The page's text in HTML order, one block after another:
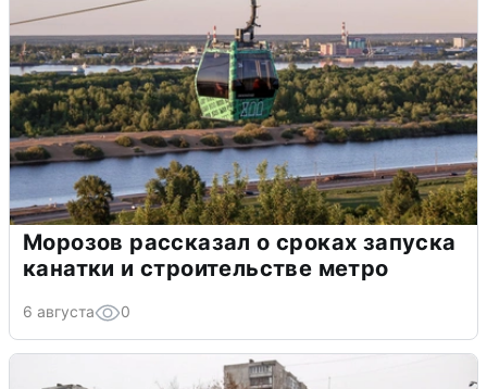
Морозов рассказал о сроках запуска
канатки и строительстве метро
6 августа 0